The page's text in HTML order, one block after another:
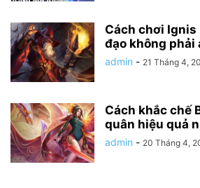
Cách chơi Ignis
đạo không phải
admin - 21 Tháng 4,
Cách khắc chế
quân hiệu quả
admin - 20 Tháng 4,